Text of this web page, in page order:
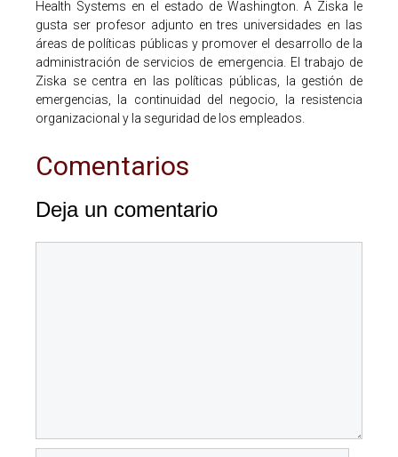
Health Systems en el estado de Washington. A Ziska le
gusta ser profesor adjunto en tres universidades en las
áreas de políticas públicas y promover el desarrollo de la
administración de servicios de emergencia. El trabajo de
Ziska se centra en las políticas públicas, la gestión de
emergencias, la continuidad del negocio, la resistencia
organizacional y la seguridad de los empleados.
Comentarios
Deja un comentario